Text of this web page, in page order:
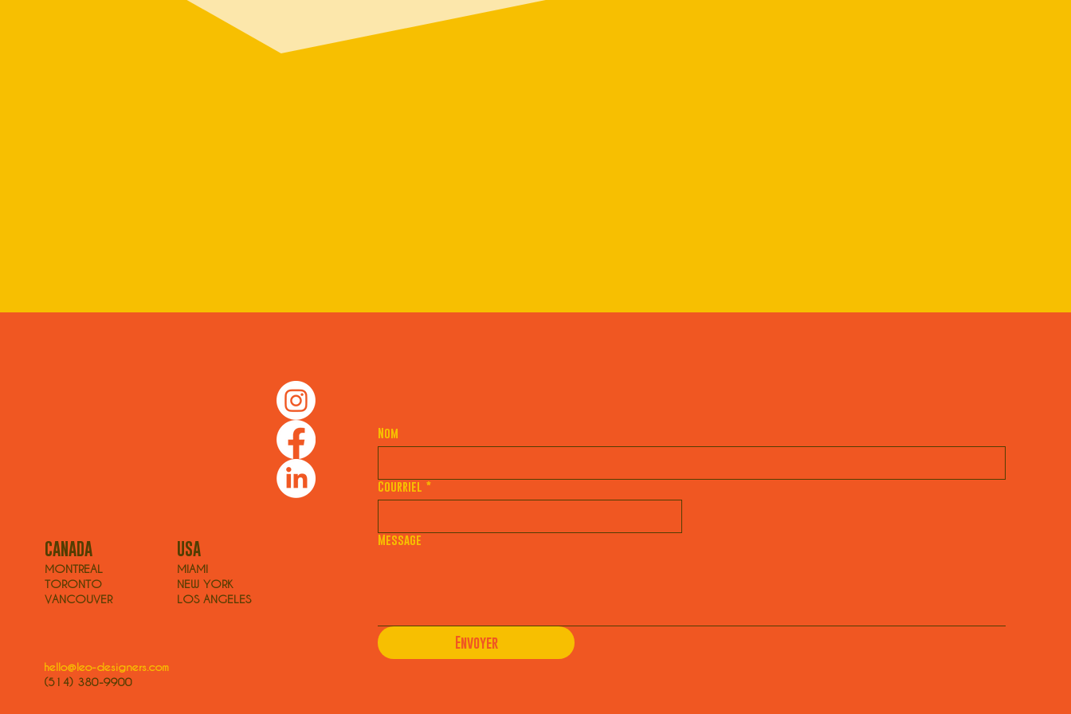
CANADA
MONTREAL
TORONTO
VANCOUVER
USA
MIAMI
NEW YORK
LOS ANGELES
hello@leo-designers.com
(514) 380-9900
Nom
Courriel *
Message
Envoyer